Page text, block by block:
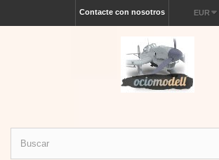
EUR
Contacte con nosotros